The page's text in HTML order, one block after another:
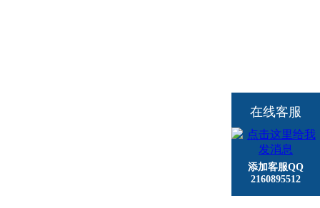
在线客服
添加客服QQ
2160895512